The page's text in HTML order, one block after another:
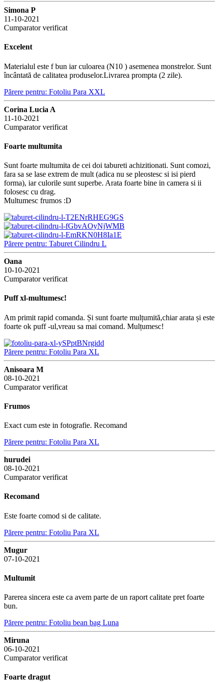
Simona P
11-10-2021
Cumparator verificat
Excelent
Materialul este f bun iar culoarea (N10 ) asemenea monstrelor. Sunt
încântată de calitatea produselor.Livrarea prompta (2 zile).
Părere pentru: Fotoliu Para XXL
Corina Lucia A
11-10-2021
Cumparator verificat
Foarte multumita
Sunt foarte multumita de cei doi tabureti achizitionati. Sunt comozi,
fara sa se lase extrem de mult (adica nu se pleostesc si isi pierd
forma), iar culorile sunt superbe. Arata foarte bine in camera si ii
folosesc cu drag.
Multumesc frumos :D
Părere pentru: Taburet Cilindru L
Oana
10-10-2021
Cumparator verificat
Puff xl-multumesc!
Am primit rapid comanda. Și sunt foarte mulțumită,chiar arata și este
foarte ok puff -ul,vreau sa mai comand. Mulțumesc!
Părere pentru: Fotoliu Para XL
Anisoara M
08-10-2021
Cumparator verificat
Frumos
Exact cum este in fotografie. Recomand
Părere pentru: Fotoliu Para XL
hurudei
08-10-2021
Cumparator verificat
Recomand
Este foarte comod si de calitate.
Părere pentru: Fotoliu Para XL
Mugur
07-10-2021
Multumit
Parerea sincera este ca avem parte de un raport calitate pret foarte
bun.
Părere pentru: Fotoliu bean bag Luna
Miruna
06-10-2021
Cumparator verificat
Foarte dragut